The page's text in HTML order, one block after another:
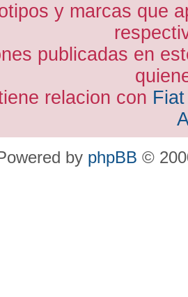
y marcas que
publicadas en
relacion con
by phpBB ©